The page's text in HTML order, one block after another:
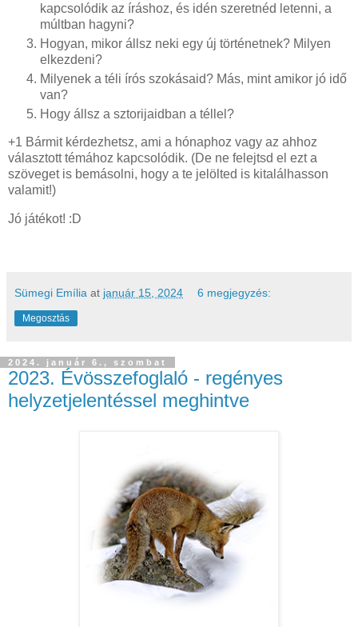
kapcsolódik az íráshoz, és idén szeretnéd letenni, a
múltban hagyni?
Hogyan, mikor állsz neki egy új történetnek? Milyen
elkezdeni?
Milyenek a téli írós szokásaid? Más, mint amikor jó idő
van?
Hogy állsz a sztorijaidban a téllel?
+1 Bármit kérdezhetsz, ami a hónaphoz vagy az ahhoz
választott témához kapcsolódik. (De ne felejtsd el ezt a
szöveget is bemásolni, hogy a te jelölted is kitalálhasson
valamit!)
Jó játékot! :D
Sümegi Emília at január 15, 2024 6 megjegyzés:
Megosztás
2024. január 6., szombat
2023. Évösszefoglaló - regényes
helyzetjelentéssel meghintve